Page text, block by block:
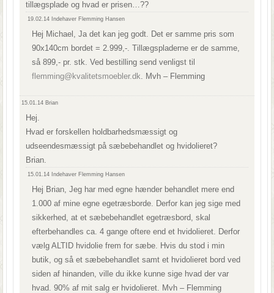
tillægsplade og hvad er prisen…??
19.02.14 Indehaver Flemming Hansen
Hej Michael, Ja det kan jeg godt. Det er samme pris som
90x140cm bordet = 2.999,-. Tillægspladerne er de samme,
så 899,- pr. stk. Ved bestilling send venligst til
flemming@kvalitetsmoebler.dk. Mvh – Flemming
15.01.14 Brian
Hej.
Hvad er forskellen holdbarhedsmæssigt og
udseendesmæssigt på sæbebehandlet og hvidolieret?
Brian.
15.01.14 Indehaver Flemming Hansen
Hej Brian, Jeg har med egne hænder behandlet mere end
1.000 af mine egne egetræsborde. Derfor kan jeg sige med
sikkerhed, at et sæbebehandlet egetræsbord, skal
efterbehandles ca. 4 gange oftere end et hvidolieret. Derfor
vælg ALTID hvidolie frem for sæbe. Hvis du stod i min
butik, og så et sæbebehandlet samt et hvidolieret bord ved
siden af hinanden, ville du ikke kunne sige hvad der var
hvad. 90% af mit salg er hvidolieret. Mvh – Flemming